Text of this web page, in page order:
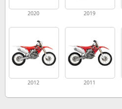
2020 2019
2012 2011